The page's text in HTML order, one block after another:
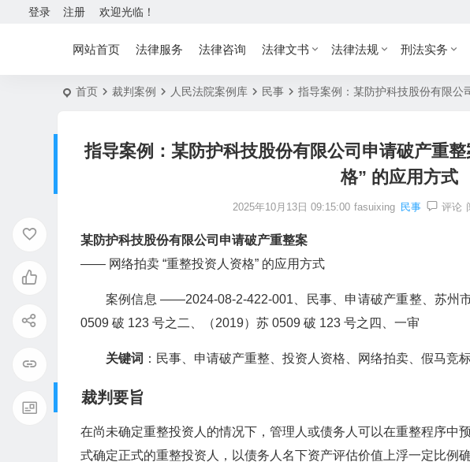
欢迎光临！
登录 注册
网站首页 法律服务 法律咨询 法律文书 法律法规 刑法实务
首页 裁判案例 人民法院案例库 民事 指导案例：某防护科技股份有限
指导案例：某防护科技股份有限公司申请破产重
格” 的应用方式
2025年10月13日 09:15:00 fasuixing 民事 评论
某防护科技股份有限公司申请破产重整案
—— 网络拍卖 “重整投资人资格” 的应用方式
案例信息 ——2024-08-2-422-001、民事、申请破产重整、苏州
0509 破 123 号之二、（2019）苏 0509 破 123 号之四、一审
关键词 ：民事、申请破产重整、投资人资格、网络拍卖、假马竞
裁判要旨
在尚未确定重整投资人的情况下，管理人或债务人可以在重整程序中
式确定正式的重整投资人，以债务人名下资产评估价值上浮一定比例